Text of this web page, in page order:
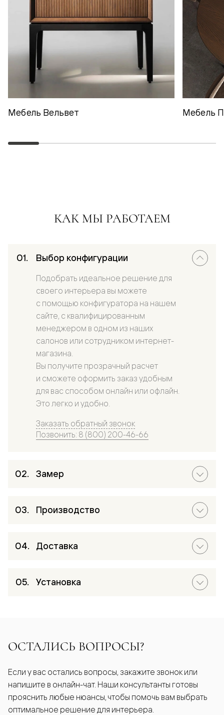
Мебель Вельвет Мебель
КАК МЫ РАБОТАЕМ
Выбор конфигурации
Подобрать идеальное решение для
своего интерьера вы можете
с помощью конфигуратора на нашем
сайте, с квалифицированным
менеджером в одном из наших
салонов или сотрудником интернет-
магазина.
Вы получите прозрачный расчет
и сможете оформить заказ удобным
для вас способом онлайн или офлайн.
Это легко и удобно.
Заказать обратный звонок
Позвонить: 8 (800) 200-46-66
Замер
Производство
Доставка
Установка
ОСТАЛИСЬ ВОПРОСЫ?
Если у вас остались вопросы, закажите звонок или
напишите в онлайн-чат. Наши консультанты готовы
прояснить любые нюансы, чтобы помочь вам выбрать
оптимальное решение для интерьера.